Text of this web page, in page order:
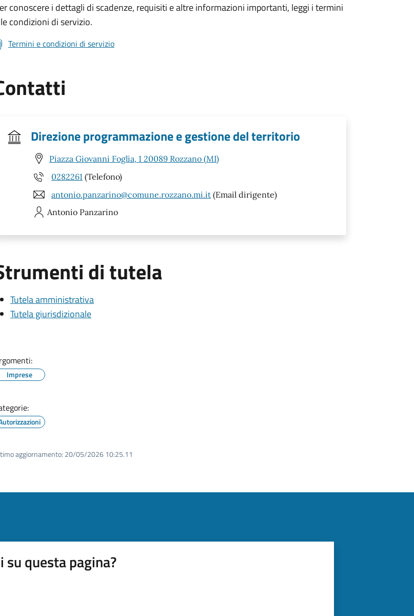
conoscere i dettagli di scadenze, requisiti e altre informazioni importanti, leggi i termini
condizioni di servizio.
Termini e condizioni di servizio
Direzione programmazione e gestione del territorio
Piazza Giovanni Foglia, 1 20089 Rozzano (MI)
0282261 (Telefono)
antonio.panzarino@comune.rozzano.mi.it (Email dirigente)
Antonio Panzarino
di tutela
Tutela amministrativa
Tutela giurisdizionale
Imprese
aggiornamento: 20/05/2026 10:25.11
questa pagina?